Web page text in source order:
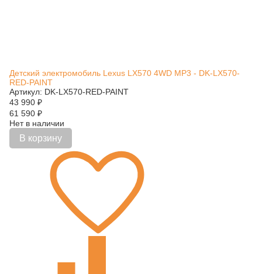
Детский электромобиль Lexus LX570 4WD MP3 - DK-LX570-
RED-PAINT
Артикул: DK-LX570-RED-PAINT
43 990 ₽
61 590 ₽
Нет в наличии
В корзину